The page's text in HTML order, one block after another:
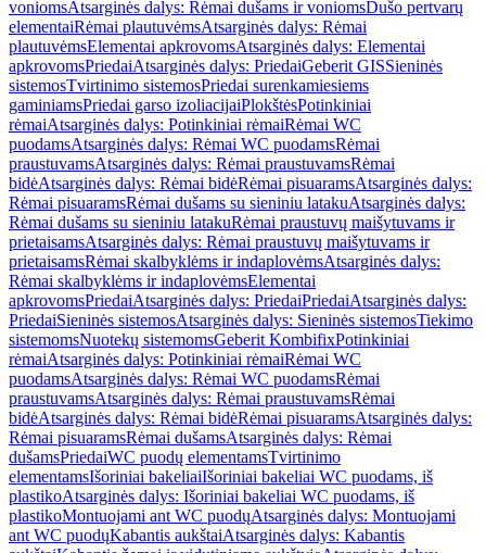
voniomsAtsarginės dalys: Rėmai dušams ir voniomsDušo pertvarų
elementaiRėmai plautuvėmsAtsarginės dalys: Rėmai
plautuvėmsElementai apkrovomsAtsarginės dalys: Elementai
apkrovomsPriedaiAtsarginės dalys: PriedaiGeberit GISSieninės
sistemosTvirtinimo sistemosPriedai surenkamiesiems
gaminiamsPriedai garso izoliacijaiPlokštėsPotinkiniai
rėmaiAtsarginės dalys: Potinkiniai rėmaiRėmai WC
puodamsAtsarginės dalys: Rėmai WC puodamsRėmai
praustuvamsAtsarginės dalys: Rėmai praustuvamsRėmai
bidėAtsarginės dalys: Rėmai bidėRėmai pisuaramsAtsarginės dalys:
Rėmai pisuaramsRėmai dušams su sieniniu latakuAtsarginės dalys:
Rėmai dušams su sieniniu latakuRėmai praustuvų maišytuvams ir
prietaisamsAtsarginės dalys: Rėmai praustuvų maišytuvams ir
prietaisamsRėmai skalbyklėms ir indaplovėmsAtsarginės dalys:
Rėmai skalbyklėms ir indaplovėmsElementai
apkrovomsPriedaiAtsarginės dalys: PriedaiPriedaiAtsarginės dalys:
PriedaiSieninės sistemosAtsarginės dalys: Sieninės sistemosTiekimo
sistemomsNuotekų sistemomsGeberit KombifixPotinkiniai
rėmaiAtsarginės dalys: Potinkiniai rėmaiRėmai WC
puodamsAtsarginės dalys: Rėmai WC puodamsRėmai
praustuvamsAtsarginės dalys: Rėmai praustuvamsRėmai
bidėAtsarginės dalys: Rėmai bidėRėmai pisuaramsAtsarginės dalys:
Rėmai pisuaramsRėmai dušamsAtsarginės dalys: Rėmai
dušamsPriedaiWC puodų elementamsTvirtinimo
elementamsIšoriniai bakeliaiIšoriniai bakeliai WC puodams, iš
plastikoAtsarginės dalys: Išoriniai bakeliai WC puodams, iš
plastikoMontuojami ant WC puodųAtsarginės dalys: Montuojami
ant WC puodųKabantis aukštaiAtsarginės dalys: Kabantis